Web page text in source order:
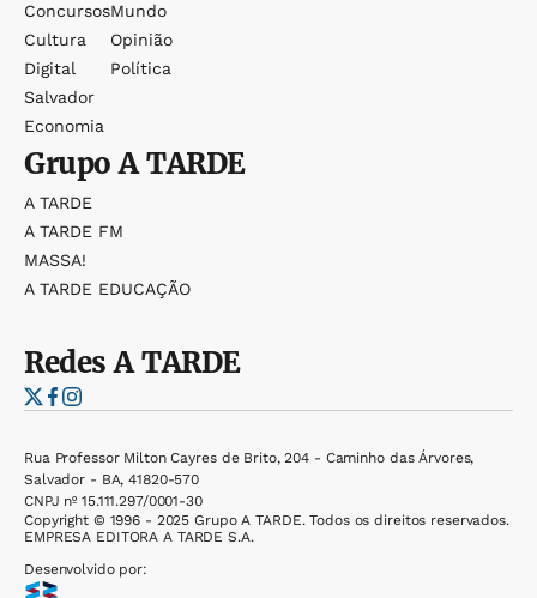
Concursos
Cultura
Digital
Salvador
Economia
Mundo
Opinião
Política
GrupoA TARDE
A TARDE
A TARDE FM
MASSA!
A TARDE EDUCAÇÃO
RedesA TARDE
Rua Professor Milton Cayres de Brito, 204 - Caminho das Árvores,
Salvador - BA, 41820-570
CNPJ nº 15.111.297/0001-30
Copyright © 1996 - 2025 Grupo A TARDE. Todos os direitos reservados.
EMPRESA EDITORA A TARDE S.A.
Desenvolvido por: